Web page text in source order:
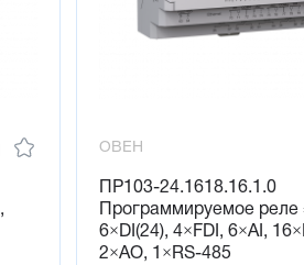
ОВЕН
ПР103-24.1618.16.1.0
Программируемое реле
6×DI(24), 4×FDI, 6×AI,
2×AO, 1×RS-485